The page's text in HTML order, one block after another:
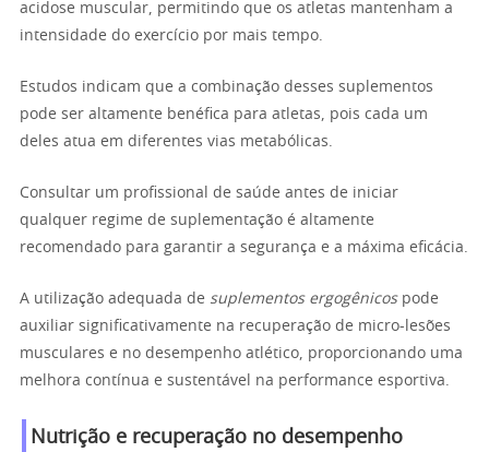
acidose muscular, permitindo que os atletas mantenham a
intensidade do exercício por mais tempo.
Estudos indicam que a combinação desses suplementos
pode ser altamente benéfica para atletas, pois cada um
deles atua em diferentes vias metabólicas.
Consultar um profissional de saúde antes de iniciar
qualquer regime de suplementação é altamente
recomendado para garantir a segurança e a máxima eficácia.
A utilização adequada de suplementos ergogênicospode
auxiliar significativamente na recuperação de micro-lesões
musculares e no desempenho atlético, proporcionando uma
melhora contínua e sustentável na performance esportiva.
Nutrição e recuperação no desempenho